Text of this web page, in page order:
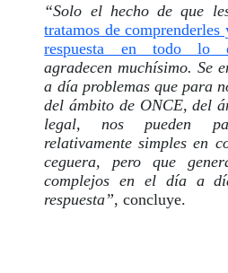
“Solo el hecho de que
tratamos de comprenderles
respuesta en todo lo
agradecen muchísimo. Se
a día problemas que para
del ámbito de ONCE, del
legal, nos pueden
relativamente simples en
ceguera, pero que
complejos en el día a
respuesta”, concluye.